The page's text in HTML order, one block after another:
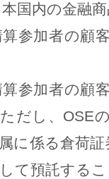
国内の金融
算参加者の顧
算参加者の顧
だし、OSE
に係る倉荷
て預託する